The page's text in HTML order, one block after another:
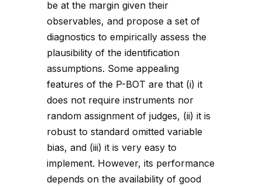
be at the margin given their
observables, and propose a set of
diagnostics to empirically assess the
plausibility of the identification
assumptions. Some appealing
features of the P-BOT are that (i) it
does not require instruments nor
random assignment of judges, (ii) it is
robust to standard omitted variable
bias, and (iii) it is very easy to
implement. However, its performance
depends on the availability of good